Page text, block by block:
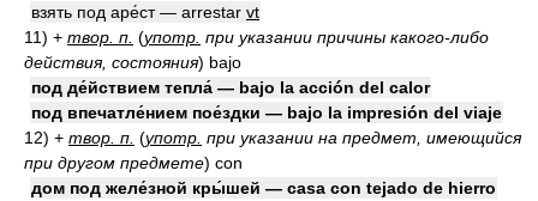
взять под аре́ст — arrestar vt
11) + твор. п. (употр. при указании причины какого-либо
действия, состояния) bajo
под де́йствием тепла́ — bajo la acción del calor
под впечатле́нием пое́здки — bajo la impresión del viaje
12) + твор. п. (употр. при указании на предмет, имеющийся
при другом предмете) con
дом под желе́зной кры́шей — casa con tejado de hierro